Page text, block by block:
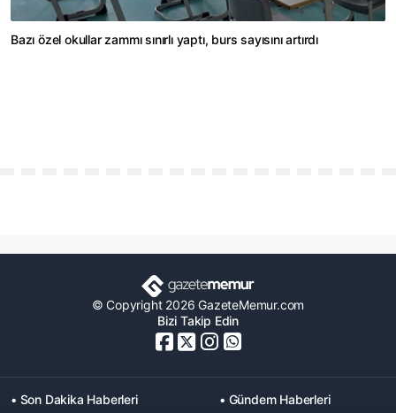
Bazı özel okullar zammı sınırlı yaptı, burs sayısını artırdı
© Copyright 2026 GazeteMemur.com
Bizi Takip Edin
• Son Dakika Haberleri
• Gündem Haberleri